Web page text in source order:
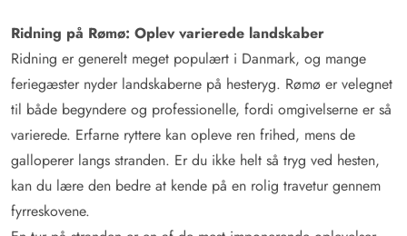
Ridning på Rømø: Oplev varierede landskaber
Ridning er generelt meget populært i Danmark, og mange
feriegæster nyder landskaberne på hesteryg. Rømø er velegnet
til både begyndere og professionelle, fordi omgivelserne er så
varierede. Erfarne ryttere kan opleve ren frihed, mens de
galloperer langs stranden. Er du ikke helt så tryg ved hesten,
kan du lære den bedre at kende på en rolig travetur gennem
fyrreskovene.